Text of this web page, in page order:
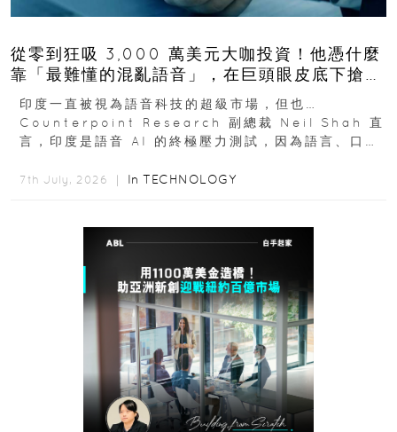
從零到狂吸 3,000 萬美元大咖投資！他憑什麼
靠「最難懂的混亂語音」，在巨頭眼皮底下搶下
十億人市場？
印度一直被視為語音科技的超級市場，但也…
Counterpoint Research 副總裁 Neil Shah 直
言，印度是語音 AI 的終極壓力測試，因為語言、口音
7th July, 2026 ｜ In TECHNOLOGY